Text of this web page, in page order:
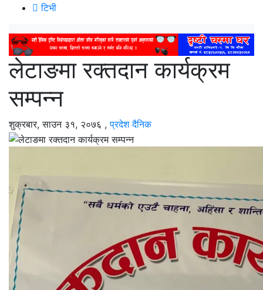
टिभी
लेटाङमा रक्तदान कार्यक्रम
सम्पन्न
शुक्रबार, साउन ३१, २०७६ ,प्रदेश दैनिक